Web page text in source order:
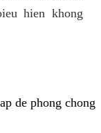
hien khong
de phong chong